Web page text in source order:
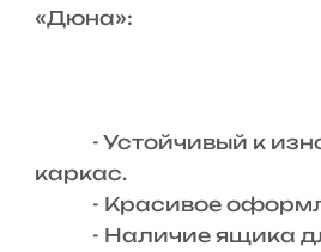
«Дюна»:
- Устойчивый к
каркас.
- Красивое
- Наличие ящика